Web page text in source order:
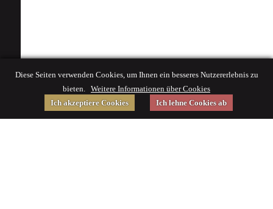
Diese Seiten verwenden Cookies, um Ihnen ein besseres Nutzererlebnis zu
bieten. Weitere Informationen über Cookies
Ich akzeptiere Cookies
Ich lehne Cookies ab